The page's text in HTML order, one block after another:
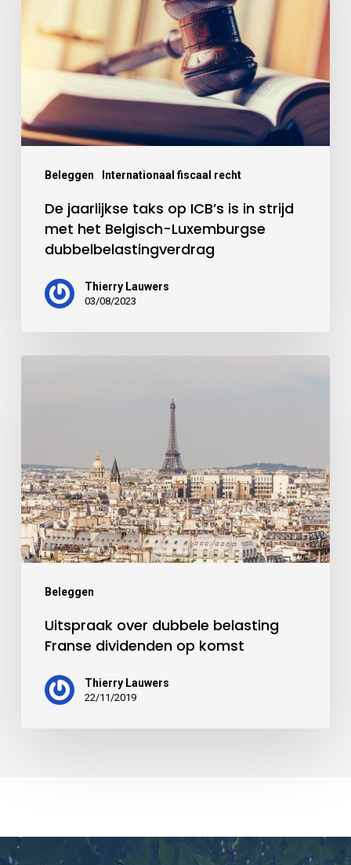
Beleggen Internationaal fiscaal recht
De jaarlijkse taks op ICB’s is in strijd
met het Belgisch-Luxemburgse
dubbelbelastingverdrag
Thierry Lauwers
03/08/2023
Beleggen
Uitspraak over dubbele belasting
Franse dividenden op komst
Thierry Lauwers
22/11/2019